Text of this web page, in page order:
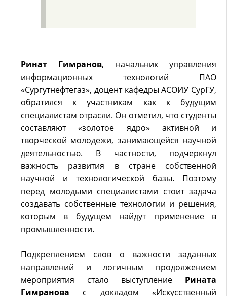
Ринат Гимранов, начальник управления
информационных технологий ПАО
«Сургутнефтегаз», доцент кафедры АСОИУ СурГУ,
обратился к участникам как к будущим
специалистам отрасли. Он отметил, что студенты
составляют «золотое ядро» активной и
творческой молодежи, занимающейся научной
деятельностью. В частности, подчеркнул
важность развития в стране собственной
научной и технологической базы. Поэтому
перед молодыми специалистами стоит задача
создавать собственные технологии и решения,
которым в будущем найдут применение в
промышленности.
Подкреплением слов о важности заданных
направлений и логичным продолжением
мероприятия стало выступление Рината
Гимранова с докладом «Искусственный